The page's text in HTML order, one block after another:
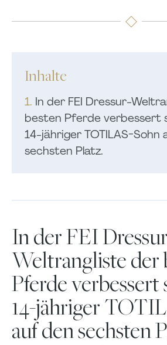
Inhalte
1. In der FEI Dressur-
besten Pferde verbessert
14-jähriger TOTILAS-Sohn
sechsten Platz.
In der FEI
Weltrangliste der
Pferde verbessert
14-jähriger
auf den sechsten